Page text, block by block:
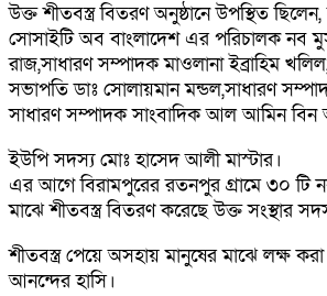
উক্ত শীতবস্ত্র বিতরণ অনুষ্ঠানে উপস্থিত ছিলেন,
সোসাইটি অব বাংলাদেশ এর পরিচালক নব
রাজ,সাধারণ সম্পাদক মাওলানা ইব্রাহিম
সভাপতি ডাঃ সোলায়মান মন্ডল,সাধারণ
সাধারণ সম্পাদক সাংবাদিক আল আমিন
ইউপি সদস্য মোঃ হাসেদ আলী মাস্টার।
এর আগে বিরামপুরের রতনপুর গ্রামে ৩০ টি
মাঝে শীতবস্ত্র বিতরণ করেছে উক্ত সংস্থার
শীতবস্ত্র পেয়ে অসহায় মানুষের মাঝে লক্ষ করা
আনন্দের হাসি।